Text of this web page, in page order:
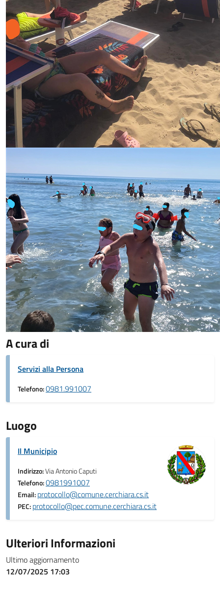
A cura di
Servizi alla Persona
Telefono:0981.991007
Luogo
Il Municipio
Indirizzo:Via Antonio Caputi
Telefono:0981991007
Email:protocollo@comune.cerchiara.cs.it
PEC:protocollo@pec.comune.cerchiara.cs.it
Ulteriori Informazioni
Ultimo aggiornamento
12/07/2025 17:03